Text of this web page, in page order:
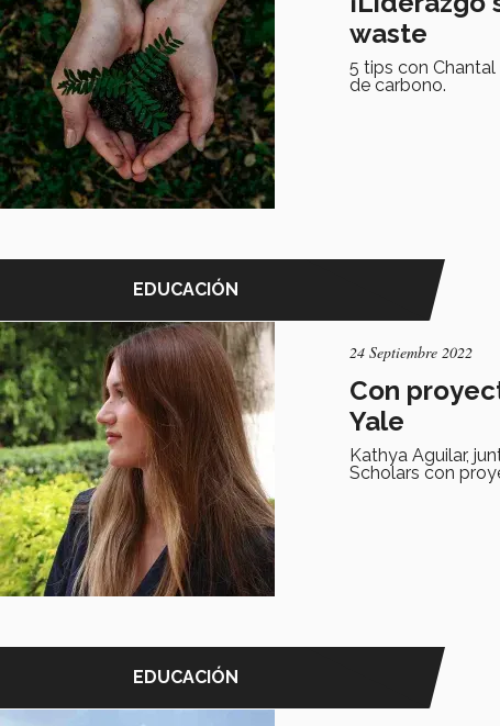
waste
5 tips con
de carbono.
EDUCACIÓN
24 Septiembre 2022
Con
Yale
Kathya Aguilar,
Scholars con
EDUCACIÓN